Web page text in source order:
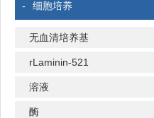
- 细胞培养
无血清培养基
rLaminin-521
溶液
酶